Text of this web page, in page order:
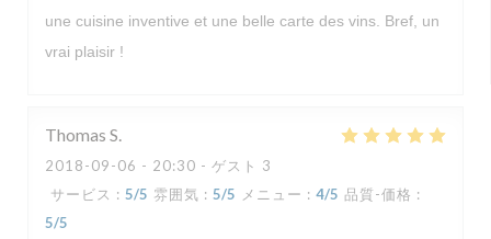
une cuisine inventive et une belle carte des vins. Bref, un
vrai plaisir !
Thomas S
2018-09-06 - 20:30 - ゲスト 3
サービス : 5/5 雰囲気 : 5/5 メニュー : 4/5 品質-価格 :
5/5